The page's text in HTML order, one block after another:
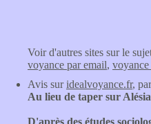
Voir d'autres sites sur le
voyance par email, voyance
Avis suridealvoyance.fr,
Au lieu de taper sur
D'après des études